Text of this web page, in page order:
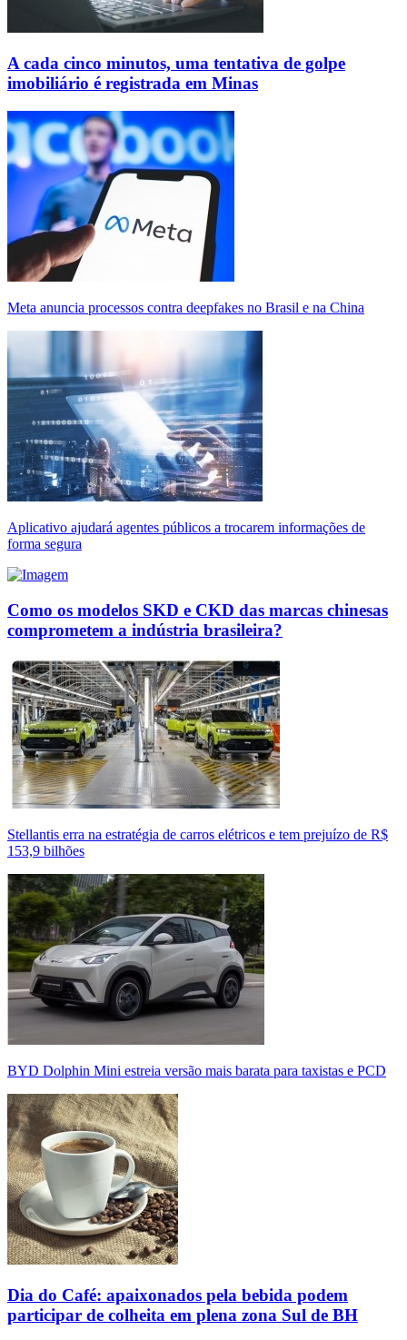
A cada cinco minutos, uma tentativa de golpe
imobiliário é registrada em Minas
Meta anuncia processos contra deepfakes no Brasil e na China
Aplicativo ajudará agentes públicos a trocarem informações de
forma segura
Como os modelos SKD e CKD das marcas chinesas
comprometem a indústria brasileira?
Stellantis erra na estratégia de carros elétricos e tem prejuízo de R$
153,9 bilhões
BYD Dolphin Mini estreia versão mais barata para taxistas e PCD
Dia do Café: apaixonados pela bebida podem
participar de colheita em plena zona Sul de BH